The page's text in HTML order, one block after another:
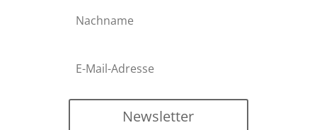
Newsletter